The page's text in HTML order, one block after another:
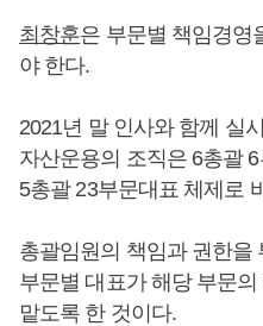
최창훈은 부문별 책임경영
야 한다.
2021년 말 인사와 함께 실
자산운용의 조직은 6총괄
5총괄 23부문대표 체제로
총괄임원의 책임과 권한을
부문별 대표가 해당 부문
맡도록 한 것이다.